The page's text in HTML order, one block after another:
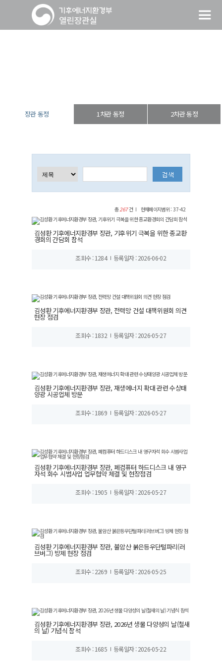
장관 동정 1차관 동정 2차관 동정
총267건 현재페이지범위 : 37-42
김성환 기후에너지환경부 장관, 기후위기 극복을 위한 종교환
경회의 간담회 참석
조회수 : 1284 등록일자 : 2026-06-02
김성환 기후에너지환경부 장관, 전력망 건설 대책위원회 의견
현장 점검
조회수 : 1832 등록일자 : 2026-05-27
김성환 기후에너지환경부 장관, 재생에너지 확대 관련 수상태
양광 시공업체 방문
조회수 : 1869 등록일자 : 2026-05-27
김성환 기후에너지환경부 장관, 폐컴퓨터 하드디스크 내 영구
자석 회수 시범사업 업무협약 체결 및 현장점검
조회수 : 1905 등록일자 : 2026-05-27
김성환 기후에너지환경부 장관, 불암산 붉은등우단털파리(러
브버그) 방제 현장 점검
조회수 : 2269 등록일자 : 2026-05-25
김성환 기후에너지환경부 장관, 2026년 생물 다양성의 날(철새
의 날) 기념식 참석
조회수 : 1685 등록일자 : 2026-05-22